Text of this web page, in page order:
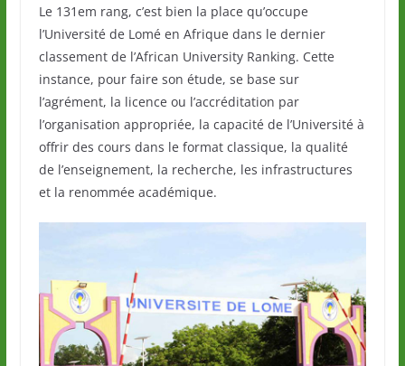
Le 131em rang, c’est bien la place qu’occupe
l’Université de Lomé en Afrique dans le dernier
classement de l’African University Ranking. Cette
instance, pour faire son étude, se base sur
l’agrément, la licence ou l’accréditation par
l’organisation appropriée, la capacité de l’Université à
offrir des cours dans le format classique, la qualité
de l’enseignement, la recherche, les infrastructures
et la renommée académique.